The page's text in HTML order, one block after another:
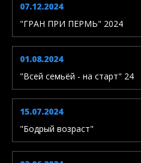
07.12.2024
"ГРАН ПРИ ПЕРМЬ" 2024
01.08.2024
"Всей семьёй - на старт" 24
15.07.2024
"Бодрый возраст"